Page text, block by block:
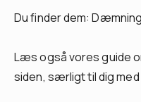
Du finder dem:
Læs også vores guide
siden, særligt til dig med